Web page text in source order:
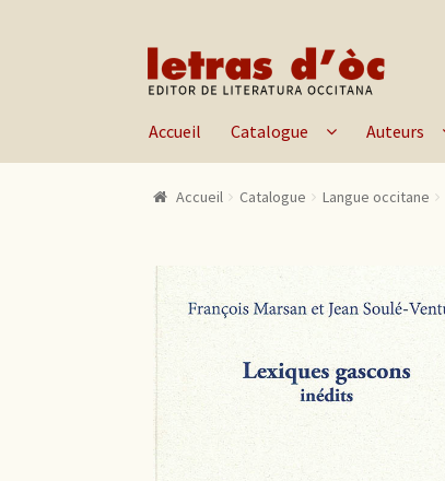
Aller à la navigation
Aller au contenu
Accueil Catalogue Auteurs
Accueil Catalogue Langue occitane